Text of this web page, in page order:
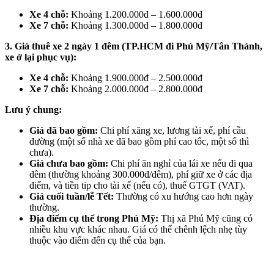
Xe 4 chỗ: Khoảng 1.200.000đ – 1.600.000đ
Xe 7 chỗ: Khoảng 1.300.000đ – 1.800.000đ
3. Giá thuê xe 2 ngày 1 đêm (TP.HCM đi Phú Mỹ/Tân Thành,
xe ở lại phục vụ):
Xe 4 chỗ: Khoảng 1.900.000đ – 2.500.000đ
Xe 7 chỗ: Khoảng 2.000.000đ – 2.800.000đ
Lưu ý chung:
Giá đã bao gồm: Chi phí xăng xe, lương tài xế, phí cầu
đường (một số nhà xe đã bao gồm phí cao tốc, một số thì
chưa).
Giá chưa bao gồm: Chi phí ăn nghỉ của lái xe nếu đi qua
đêm (thường khoảng 300.000đ/đêm), phí giữ xe ở các địa
điểm, và tiền tip cho tài xế (nếu có), thuế GTGT (VAT).
Giá cuối tuần/lễ Tết: Thường có xu hướng cao hơn ngày
thường.
Địa điểm cụ thể trong Phú Mỹ: Thị xã Phú Mỹ cũng có
nhiều khu vực khác nhau. Giá có thể chênh lệch nhẹ tùy
thuộc vào điểm đến cụ thể của bạn.